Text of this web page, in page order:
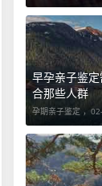
早孕亲子鉴
合那些人群
孕期亲子鉴定 ，